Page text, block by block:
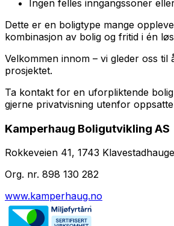
Ingen felles inngangssoner
Dette er en boligtype mange
kombinasjon av bolig og fritid i én
Velkommen innom – vi gleder oss til
prosjektet.
Ta kontakt for en uforpliktende
gjerne privatvisning utenfor
Kamperhaug Boligutvikling AS
Rokkeveien 41, 1743
Org. nr. 898 130 282
www.kamperhaug.no